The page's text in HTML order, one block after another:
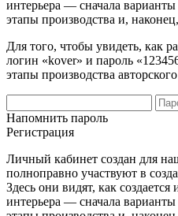
интерьера — сначала
этапы производства и,
Для того, чтобы увидеть, как
логин «kover» и пароль
этапы производства
Напомнить пароль
Регистрация
Личный кабинет создан для
полноправно участвуют в
Здесь они видят, как
интерьера — сначала